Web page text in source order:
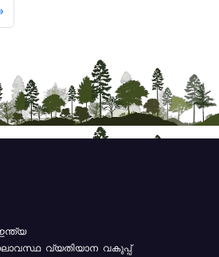
വ്യതിയാന വകുപ്പ്